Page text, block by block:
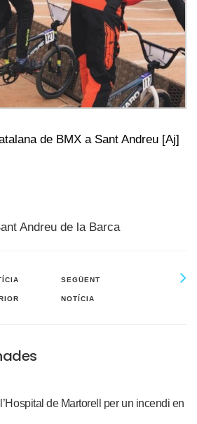
de BMX a Sant Andreu [Aj]
Andreu de la Barca
SEGÜENT
NOTÍCIA
de Martorell per un incendi en